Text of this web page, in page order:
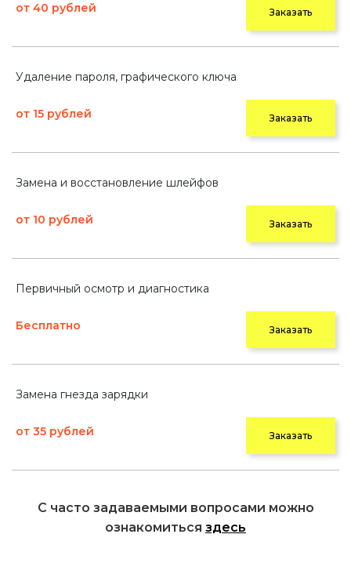
от 40 рублей Заказать
Удаление пароля, графического ключа
от 15 рублей Заказать
Замена и восстановление шлейфов
от 10 рублей Заказать
Первичный осмотр и диагностика
Бесплатно Заказать
Замена гнезда зарядки
от 35 рублей Заказать
С часто задаваемыми вопросами можно
ознакомиться здесь